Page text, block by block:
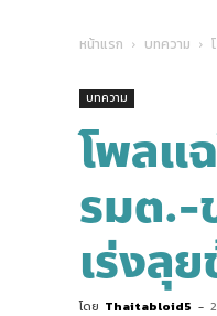
หน้าแรก บทความ
บทความ
โพลแ
รมต.-
เร่งลุ
โดย Thaitabloid5 -